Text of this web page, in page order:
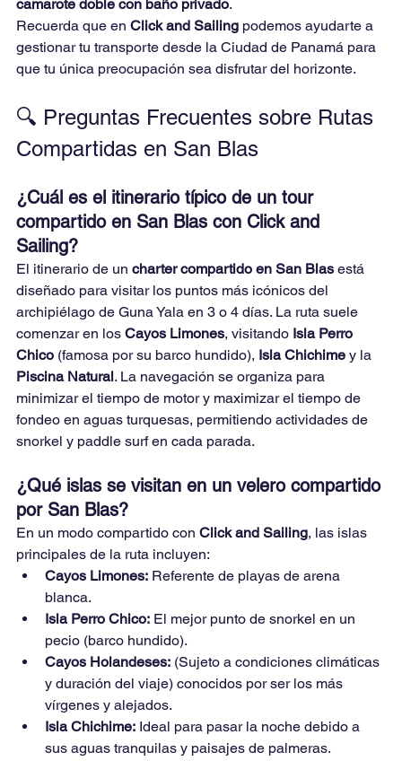
camarote doble con baño privado.
Recuerda que en Click and Sailing podemos ayudarte a
gestionar tu transporte desde la Ciudad de Panamá para
que tu única preocupación sea disfrutar del horizonte.
🔍 Preguntas Frecuentes sobre Rutas
Compartidas en San Blas
¿Cuál es el itinerario típico de un tour
compartido en San Blas con Click and
Sailing?
El itinerario de un charter compartido en San Blas está
diseñado para visitar los puntos más icónicos del
archipiélago de Guna Yala en 3 o 4 días. La ruta suele
comenzar en los Cayos Limones, visitando Isla Perro
Chico (famosa por su barco hundido), Isla Chichime y la
Piscina Natural. La navegación se organiza para
minimizar el tiempo de motor y maximizar el tiempo de
fondeo en aguas turquesas, permitiendo actividades de
snorkel y paddle surf en cada parada.
¿Qué islas se visitan en un velero compartido
por San Blas?
En un modo compartido con Click and Sailing, las islas
principales de la ruta incluyen:
Cayos Limones: Referente de playas de arena
blanca.
Isla Perro Chico: El mejor punto de snorkel en un
pecio (barco hundido).
Cayos Holandeses: (Sujeto a condiciones climáticas
y duración del viaje) conocidos por ser los más
vírgenes y alejados.
Isla Chichime: Ideal para pasar la noche debido a
sus aguas tranquilas y paisajes de palmeras.